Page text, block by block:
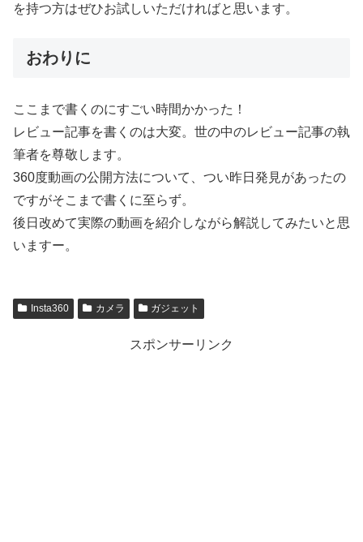
を持つ方はぜひお試しいただければと思います。
おわりに
ここまで書くのにすごい時間かかった！
レビュー記事を書くのは大変。世の中のレビュー記事の執
筆者を尊敬します。
360度動画の公開方法について、つい昨日発見があったの
ですがそこまで書くに至らず。
後日改めて実際の動画を紹介しながら解説してみたいと思
いますー。
Insta360 カメラ ガジェット
スポンサーリンク